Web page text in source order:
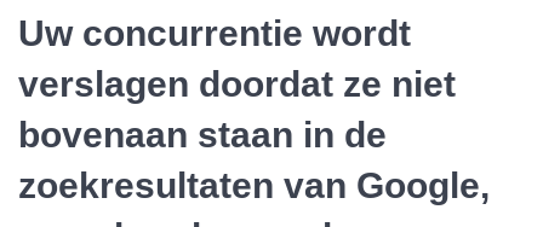
Uw concurrentie wordt
verslagen doordat ze niet
bovenaan staan in de
zoekresultaten van Google,